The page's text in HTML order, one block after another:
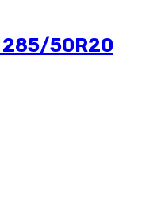
285/50R20